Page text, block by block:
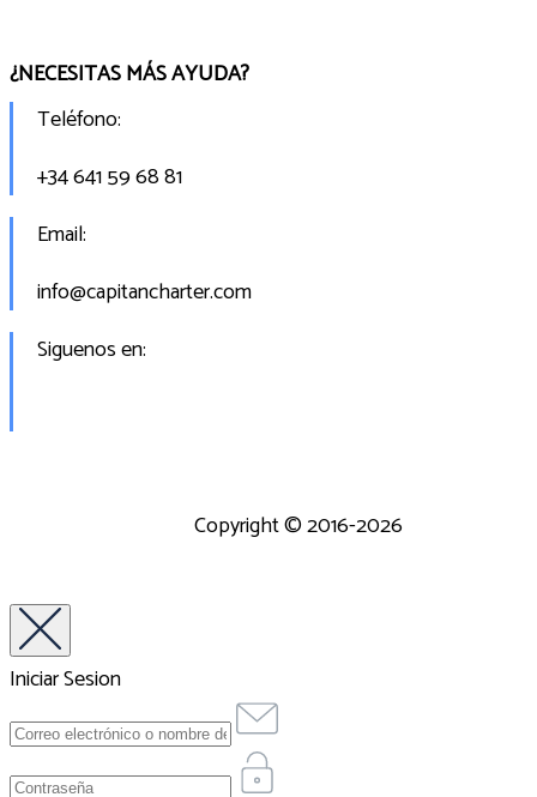
¿NECESITAS MÁS AYUDA?
Teléfono:
+34 641 59 68 81
Email:
info@capitancharter.com
Siguenos en:
Copyright © 2016-2026
Iniciar Sesion